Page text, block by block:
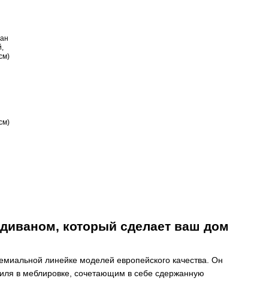
который сделает ваш дом
линейке моделей европейского качества. Он
в меблировке, сочетающим в себе сдержанную